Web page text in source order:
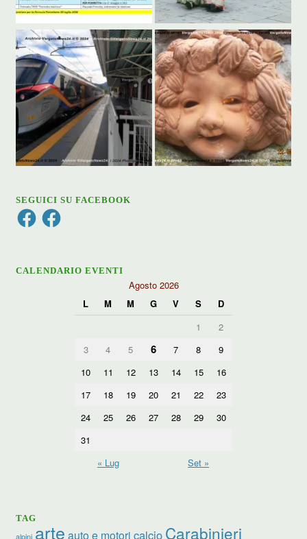
SEGUICI SU FACEBOOK
FacebookFacebook
CALENDARIO EVENTI
Agosto 2026
L
M M G V S
D
1
2
3
4 5 6 7 8
9
10
11 12 13 14 15
16
17
18 19 20 21 22
23
24
25 26 27 28 29
30
31
« Lug
Set »
TAG
alpini arte auto e motori calcio Carabinieri